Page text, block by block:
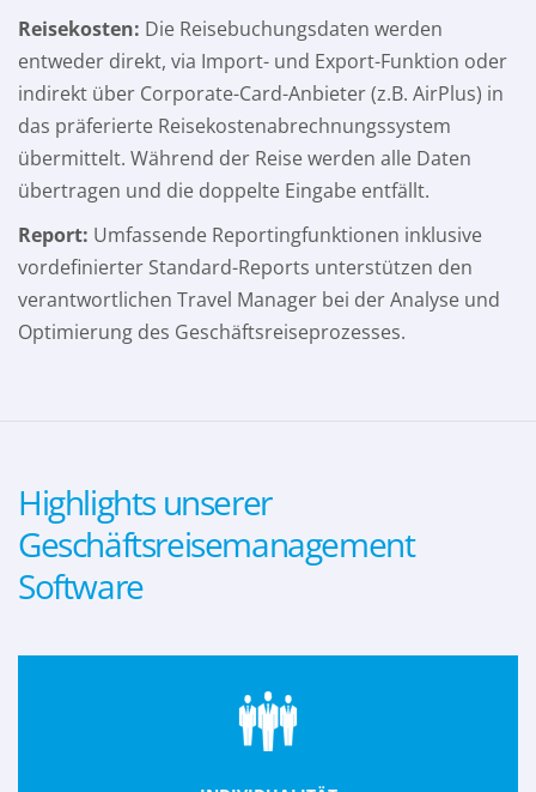
Reisekosten: Die Reisebuchungsdaten werden
entweder direkt, via Import- und Export-Funktion oder
indirekt über Corporate-Card-Anbieter (z.B. AirPlus) in
das präferierte Reisekostenabrechnungssystem
übermittelt. Während der Reise werden alle Daten
übertragen und die doppelte Eingabe entfällt.
Report: Umfassende Reportingfunktionen inklusive
vordefinierter Standard-Reports unterstützen den
verantwortlichen Travel Manager bei der Analyse und
Optimierung des Geschäftsreiseprozesses.
Highlights unserer
Geschäftsreisemanagement
Software